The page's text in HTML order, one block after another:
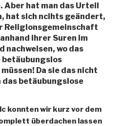
Aber hat man das Urteil
hat sich ncihts geändert,
Religionsgemeinschaft
ihrer Suren im
nachweisen, wo das
Da sie das nicht
betäubungslose
konnten wir kurz vor dem
überdachen lassen